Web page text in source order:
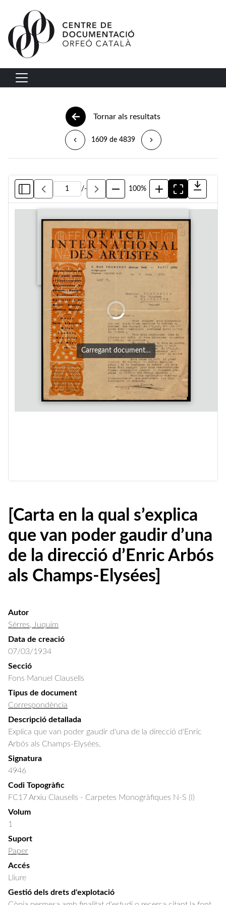
Vés al contingut
Navegació principal
Tornar als resultats
1609 de 4839
/- 100%
Carregant document…
[Carta en la qual s’explica
que van poder gaudir d’una
de la direcció d’Enric Arbós
als Champs-Elysées]
Autor
Sèrres, Juquim
Data de creació
07/03/1934
Secció
Fons Manuel Clausells
Tipus de document
Correspondència
Descripció detallada
Explica que van poder gaudir d'una de la direcció d'Enric
Arbós als Champs-Elysées.
Signatura
4946
Codi Topogràfic
FC17 Arxiu Clausells - Carpetes Monogràfiques N-S (I)
Volum
1
Suport
Paper
Accés
Lliure
Gestió dels drets d'explotació